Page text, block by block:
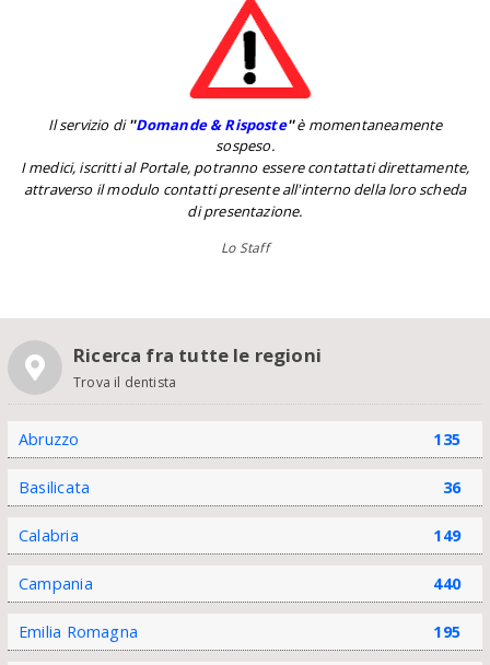
Il servizio di''Domande & Risposte''è momentaneamente
sospeso.
I medici, iscritti al Portale, potranno essere contattati direttamente,
attraverso il modulo contatti presente all'interno della loro scheda
di presentazione.
Lo Staff
Ricerca fra tutte le regioni
Trova il dentista
Abruzzo 135
Basilicata 36
Calabria 149
Campania 440
Emilia Romagna 195